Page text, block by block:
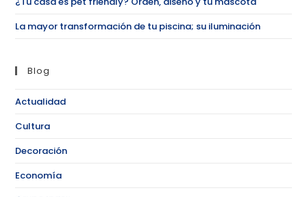
La mayor transformación de tu piscina; su iluminación
Blog
Actualidad
Cultura
Decoración
Economía